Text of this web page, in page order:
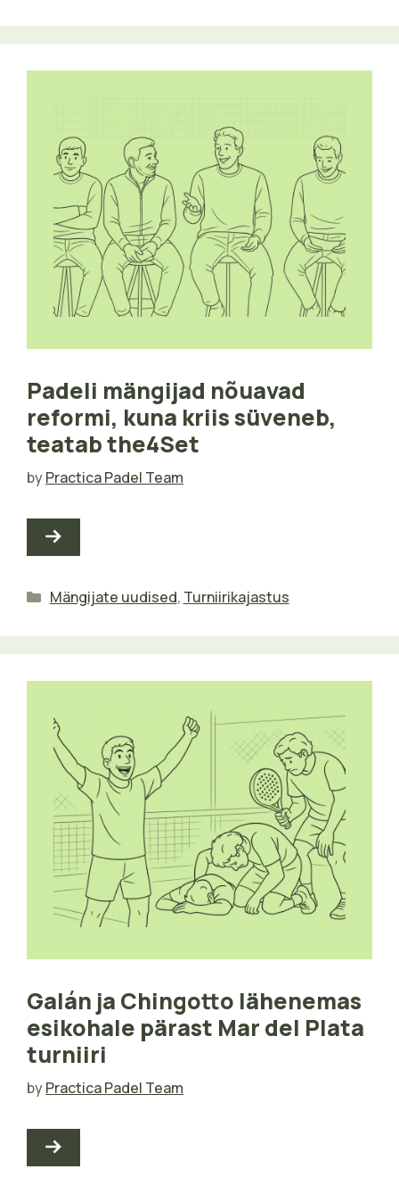
Padeli mängijad nõuavad
reformi, kuna kriis süveneb,
teatab the4Set
byPractica Padel Team
Categories
Mängijate uudised, Turniirikajastus
Galán ja Chingotto lähenemas
esikohale pärast Mar del Plata
turniiri
byPractica Padel Team